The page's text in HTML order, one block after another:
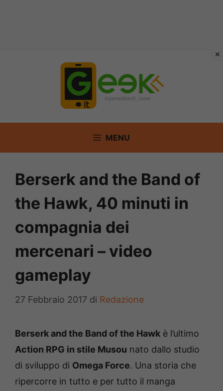
MENU
Berserk and the Band of
the Hawk, 40 minuti in
compagnia dei
mercenari – video
gameplay
27 Febbraio 2017 di Redazione
Berserk and the Band of the Hawk è l’ultimo
Action RPG in stile Musou nato dallo studio
di sviluppo di Omega Force. Una storia che
ripercorre in tutto e per tutto il manga